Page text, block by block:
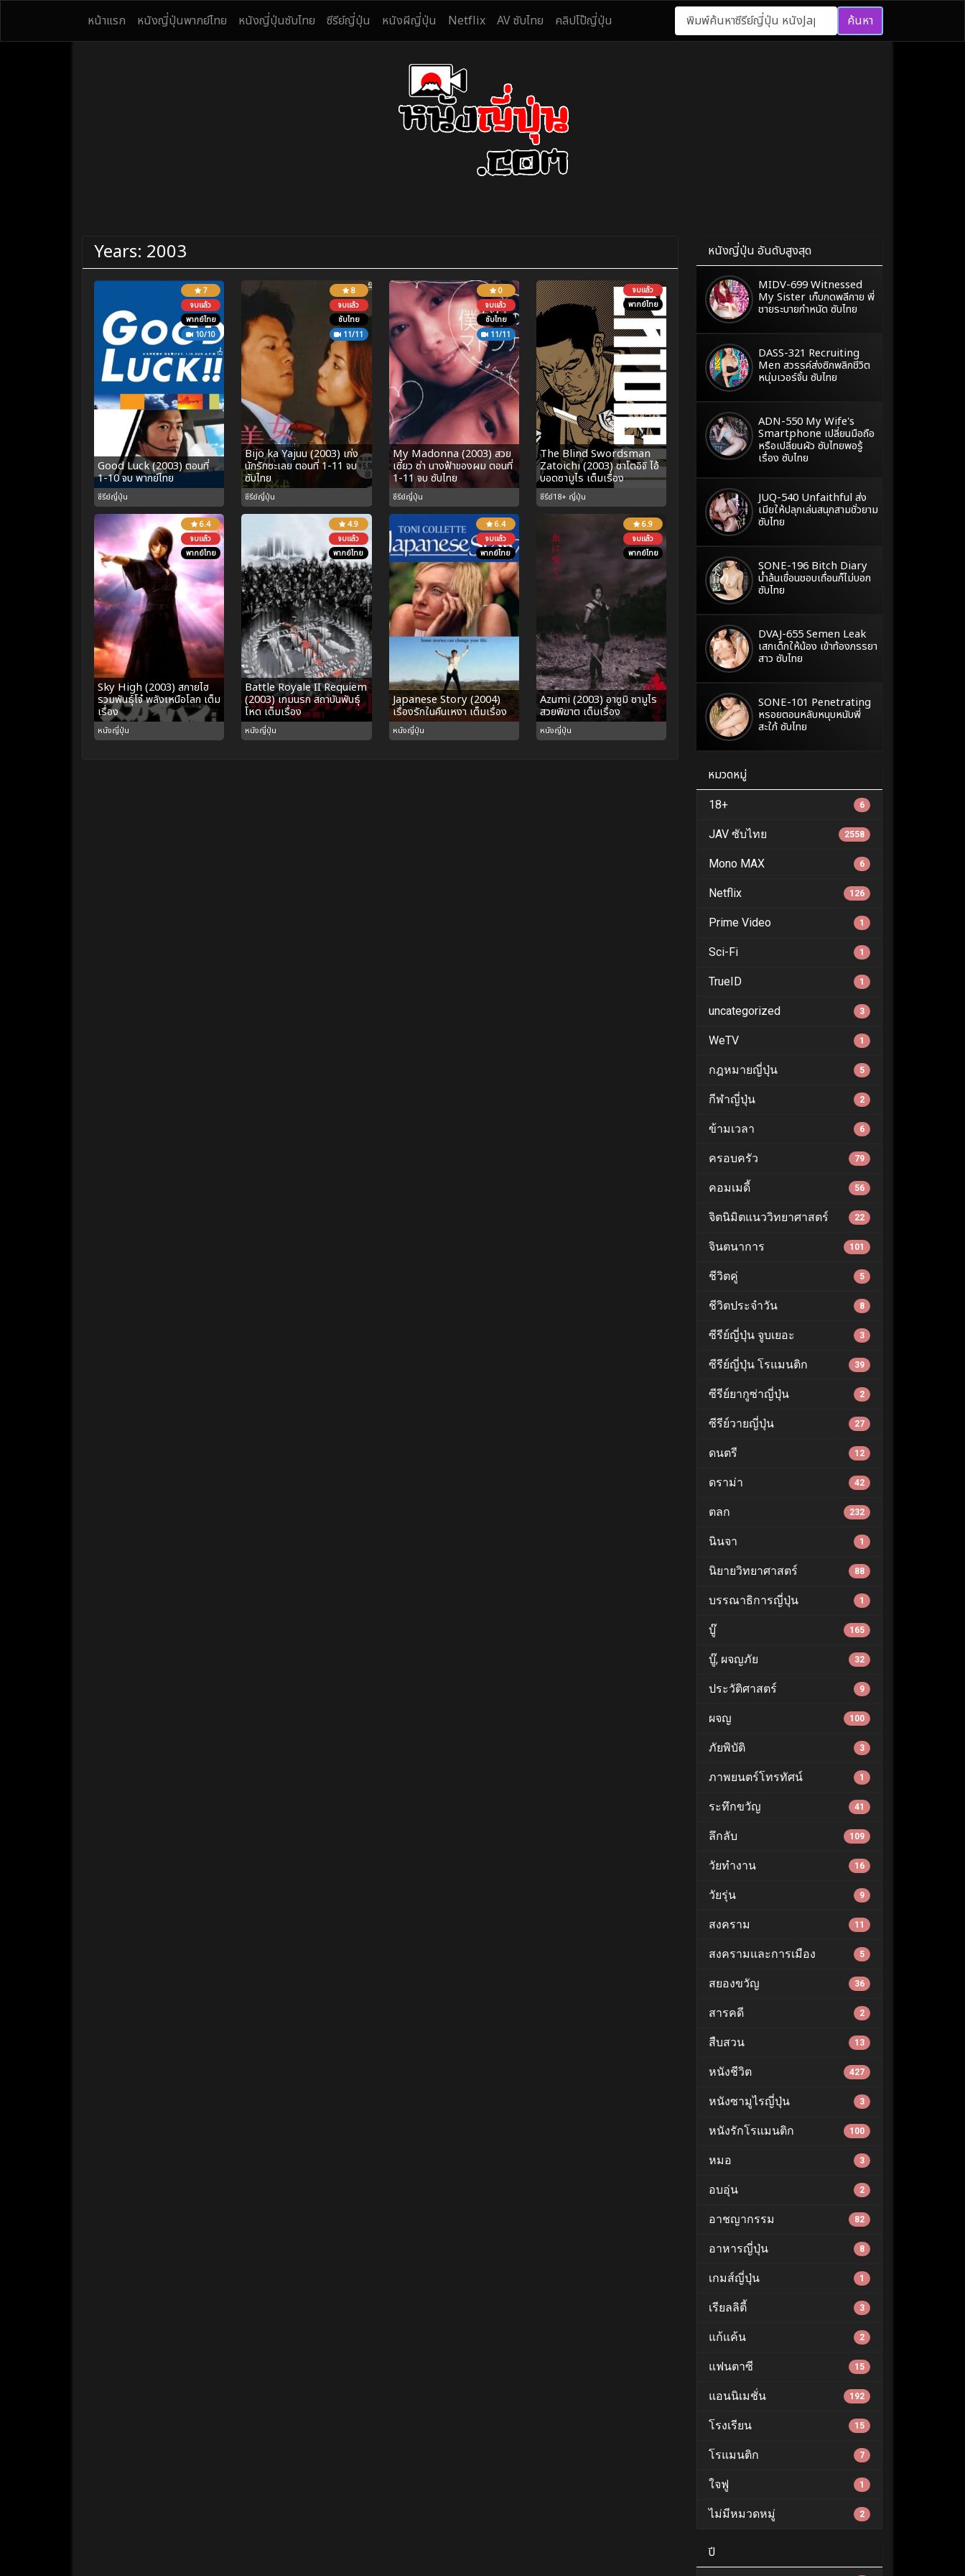
หน้าแรก หนังญี่ปุ่นพากย์ไทย หนังญี่ปุ่นซับไทย ซีรีย์ญี่ปุ่น หนังผีญี่ปุ่น Netflix AV ซับไทย คลิปโป๊ญี่ปุ่น ค้นหา
Years: 2003
7
จบแล้ว
พากย์ไทย
10/10
Good Luck (2003) ตอนที่
1-10 จบ พากย์ไทย
ซีรีย์ญี่ปุ่น
8
จบแล้ว
ซับไทย
11/11
Bijo ka Yajuu (2003) เก่ง
นักรักซะเลย ตอนที่ 1-11 จบ
ซับไทย
ซีรีย์ญี่ปุ่น
0
จบแล้ว
ซับไทย
11/11
My Madonna (2003) สวย
เซี้ยว ซ่า นางฟ้าของผม ตอนที่
1-11 จบ ซับไทย
ซีรีย์ญี่ปุ่น
จบแล้ว
พากย์ไทย
The Blind Swordsman
Zatoichi (2003) ซาโตอิจิ ไอ้
บอดซามูไร เต็มเรื่อง
ซีรีย์18+ ญี่ปุ่น
6.4
จบแล้ว
พากย์ไทย
Sky High (2003) สกายไฮ
รวมพันธุ์โจ๋ พลังเหนือโลก เต็ม
เรื่อง
หนังญี่ปุ่น
4.9
จบแล้ว
พากย์ไทย
Battle Royale II Requiem
(2003) เกมนรก สถาบันพันธุ์
โหด เต็มเรื่อง
หนังญี่ปุ่น
6.4
จบแล้ว
พากย์ไทย
Japanese Story (2004)
เรื่องรักในคืนเหงา เต็มเรื่อง
หนังญี่ปุ่น
6.9
จบแล้ว
พากย์ไทย
Azumi (2003) อาซูมิ ซามูไร
สวยพิฆาต เต็มเรื่อง
หนังญี่ปุ่น
หนังญี่ปุ่น อันดับสูงสุด
MIDV-699 Witnessed
My Sister เก็บกดพลีกาย พี่
ชายระบายกำหนัด ซับไทย
DASS-321 Recruiting
Men สวรรค์ส่งซิกพลิกชีวิต
หนุ่มเวอร์จิ้น ซับไทย
ADN-550 My Wife's
Smartphone เปลี่ยนมือถือ
หรือเปลี่ยนผัว ซับไทยพอรู้
เรื่อง ซับไทย
JUQ-540 Unfaithful ส่ง
เมียให้ปลุกเล่นสนุกสามชั่วยาม
ซับไทย
SONE-196 Bitch Diary
น้ำล้นเขื่อนชอบเถื่อนก็ไม่บอก
ซับไทย
DVAJ-655 Semen Leak
เสกเด็กให้น้อง เข้าท้องภรรยา
สาว ซับไทย
SONE-101 Penetrating
หรอยตอนหลับหนุบหนับพี่
สะใภ้ ซับไทย
หมวดหมู่
18+ 6
JAV ซับไทย 2558
Mono MAX 6
Netflix 126
Prime Video 1
Sci-Fi 1
TrueID 1
uncategorized 3
WeTV 1
กฎหมายญี่ปุ่น 5
กีฬาญี่ปุ่น 2
ข้ามเวลา 6
ครอบครัว 79
คอมเมดี้ 56
จิตนิมิตแนววิทยาศาสตร์ 22
จินตนาการ 101
ชีวิตคู่ 5
ชีวิตประจำวัน 8
ซีรีย์ญี่ปุ่น จูบเยอะ 3
ซีรีย์ญี่ปุ่น โรแมนติก 39
ซีรีย์ยากูซ่าญี่ปุ่น 2
ซีรีย์วายญี่ปุ่น 27
ดนตรี 12
ดราม่า 42
ตลก 232
นินจา 1
นิยายวิทยาศาสตร์ 88
บรรณาธิการญี่ปุ่น 1
บู๊ 165
บู๊, ผจญภัย 32
ประวัติศาสตร์ 9
ผจญ 100
ภัยพิบัติ 3
ภาพยนตร์โทรทัศน์ 1
ระทึกขวัญ 41
ลึกลับ 109
วัยทำงาน 16
วัยรุ่น 9
สงคราม 11
สงครามและการเมือง 5
สยองขวัญ 36
สารคดี 2
สืบสวน 13
หนังชีวิต 427
หนังซามูไรญี่ปุ่น 3
หนังรักโรแมนติก 100
หมอ 3
อบอุ่น 2
อาชญากรรม 82
อาหารญี่ปุ่น 8
เกมส์ญี่ปุ่น 1
เรียลลิตี้ 3
แก้แค้น 2
แฟนตาซี 15
แอนนิเมชั่น 192
โรงเรียน 15
โรแมนติก 7
ใจฟู 1
ไม่มีหมวดหมู่ 2
ปี